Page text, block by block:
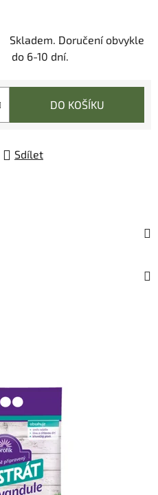
Skladem. Doručení obvykle
do 6-10 dní.
DO KOŠÍKU
Sdílet